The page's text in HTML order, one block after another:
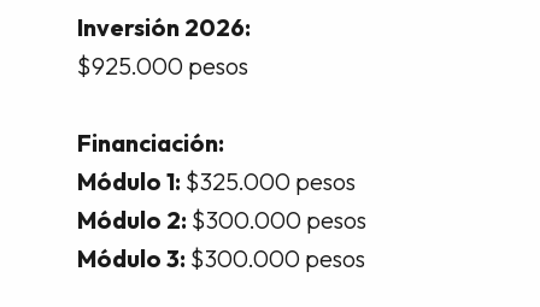
Inversión 2026:
$925.000 pesos
Financiación:
Módulo 1: $325.000 pesos
Módulo 2: $300.000 pesos
Módulo 3: $300.000 pesos